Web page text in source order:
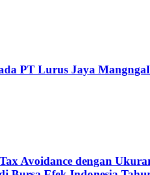
PT Lurus Jaya
Avoidance dengan